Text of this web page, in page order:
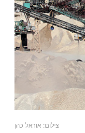
צילום: אוראל כהן